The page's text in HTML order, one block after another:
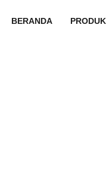
BERANDA PRODUK